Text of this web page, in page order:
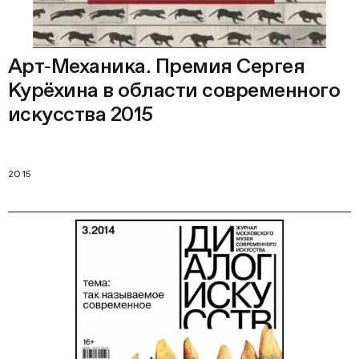
Арт‑Механика. Премия Сергея
Курёхина в области современного
искусства 2015
2015